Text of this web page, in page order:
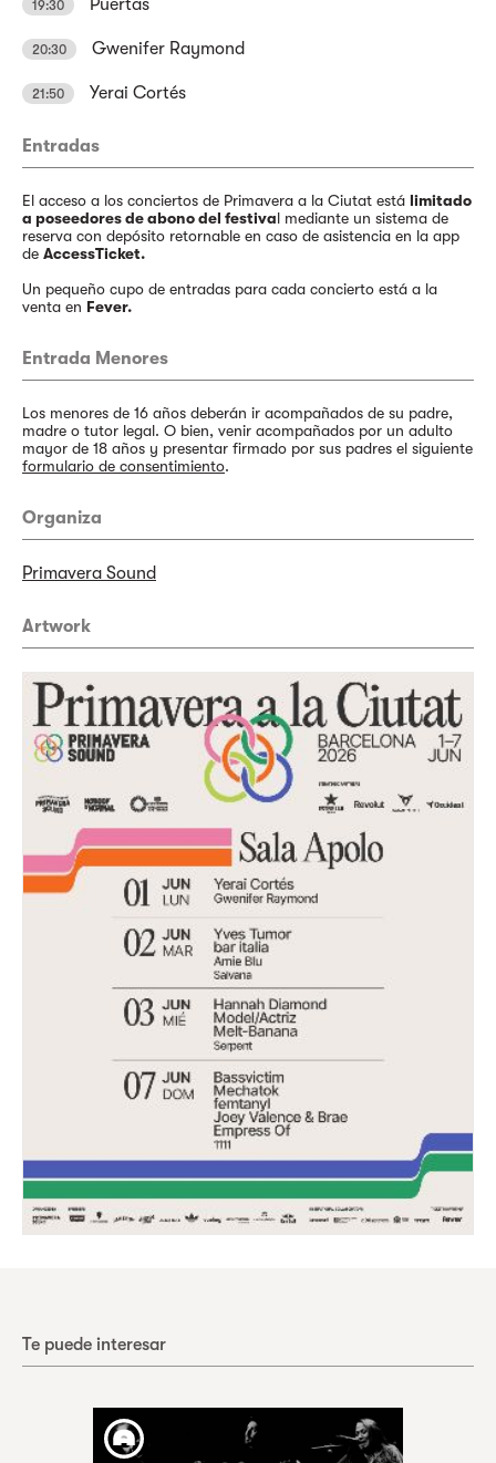
19:30 Puertas
20:30 Gwenifer Raymond
21:50 Yerai Cortés
Entradas
El acceso a los conciertos de Primavera a la Ciutat está limitado
a poseedores de abono del festival mediante un sistema de
reserva con depósito retornable en caso de asistencia en la app
de AccessTicket.
Un pequeño cupo de entradas para cada concierto está a la
venta en Fever.
Entrada Menores
Los menores de 16 años deberán ir acompañados de su padre,
madre o tutor legal. O bien, venir acompañados por un adulto
mayor de 18 años y presentar firmado por sus padres el siguiente
formulario de consentimiento.
Organiza
Primavera Sound
Artwork
Te puede interesar